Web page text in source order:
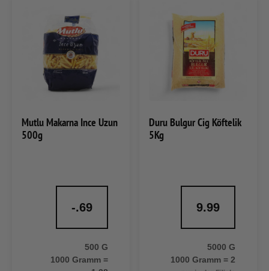
Mutlu Makarna Ince Uzun
500g
-.69
500 G
1000 Gramm =
Duru Bulgur Cig Köftelik
5Kg
9.99
5000 G
1000 Gramm = 2